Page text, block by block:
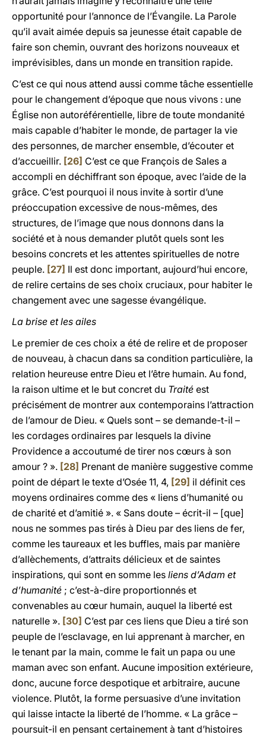
opportunité pour l’annonce de l’Évangile. La Parole
qu’il avait aimée depuis sa jeunesse était capable de
faire son chemin, ouvrant des horizons nouveaux et
imprévisibles, dans un monde en transition rapide.
C’est ce qui nous attend aussi comme tâche essentielle
pour le changement d’époque que nous vivons : une
Église non autoréférentielle, libre de toute mondanité
mais capable d’habiter le monde, de partager la vie
des personnes, de marcher ensemble, d’écouter et
d’accueillir. [26] C’est ce que François de Sales a
accompli en déchiffrant son époque, avec l’aide de la
grâce. C’est pourquoi il nous invite à sortir d’une
préoccupation excessive de nous-mêmes, des
structures, de l’image que nous donnons dans la
société et à nous demander plutôt quels sont les
besoins concrets et les attentes spirituelles de notre
peuple. [27] Il est donc important, aujourd’hui encore,
de relire certains de ses choix cruciaux, pour habiter le
changement avec une sagesse évangélique.
La brise et les ailes
Le premier de ces choix a été de relire et de proposer
de nouveau, à chacun dans sa condition particulière, la
relation heureuse entre Dieu et l’être humain. Au fond,
la raison ultime et le but concret du Traité est
précisément de montrer aux contemporains l’attraction
de l’amour de Dieu. « Quels sont – se demande-t-il –
les cordages ordinaires par lesquels la divine
Providence a accoutumé de tirer nos cœurs à son
amour ? ». [28] Prenant de manière suggestive comme
point de départ le texte d’Osée 11, 4, [29] il définit ces
moyens ordinaires comme des « liens d’humanité ou
de charité et d’amitié ». « Sans doute – écrit-il – [que]
nous ne sommes pas tirés à Dieu par des liens de fer,
comme les taureaux et les buffles, mais par manière
d’allèchements, d’attraits délicieux et de saintes
inspirations, qui sont en somme les liens d’Adam et
d’humanité ; c’est-à-dire proportionnés et
convenables au cœur humain, auquel la liberté est
naturelle ». [30] C’est par ces liens que Dieu a tiré son
peuple de l’esclavage, en lui apprenant à marcher, en
le tenant par la main, comme le fait un papa ou une
maman avec son enfant. Aucune imposition extérieure,
donc, aucune force despotique et arbitraire, aucune
violence. Plutôt, la forme persuasive d’une invitation
qui laisse intacte la liberté de l’homme. « La grâce –
poursuit-il en pensant certainement à tant d’histoires